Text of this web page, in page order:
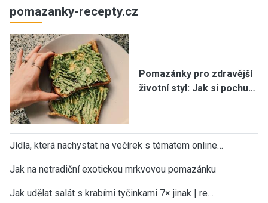
pomazanky-recepty.cz
Pomazánky pro zdravější
životní styl: Jak si pochu…
Jídla, která nachystat na večírek s tématem online…
Jak na netradiční exotickou mrkvovou pomazánku
Jak udělat salát s krabími tyčinkami 7× jinak | re…